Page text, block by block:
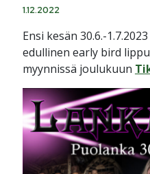
1.12.2022
Ensi kesän 30.6.-
edullinen early bird
myynnissä joulukuun